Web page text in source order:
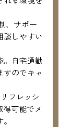
、サポー
談しやすい
自宅通勤
すのでキャ
フレッシ
得可能でメ